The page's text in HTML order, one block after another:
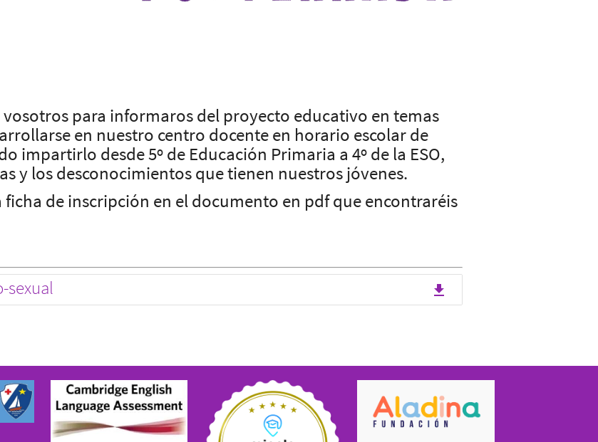
vosotros para informaros del proyecto educativo en temas
en nuestro centro docente en horario escolar de
impartirlo desde 5º de Educación Primaria a 4º de la ESO,
y los desconocimientos que tienen nuestros jóvenes.
de inscripción en el documento en pdf que encontraréis
sexual file_download